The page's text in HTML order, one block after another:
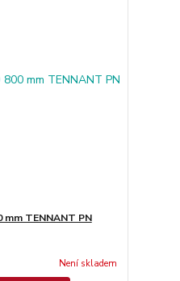
mm TENNANT PN
Není skladem